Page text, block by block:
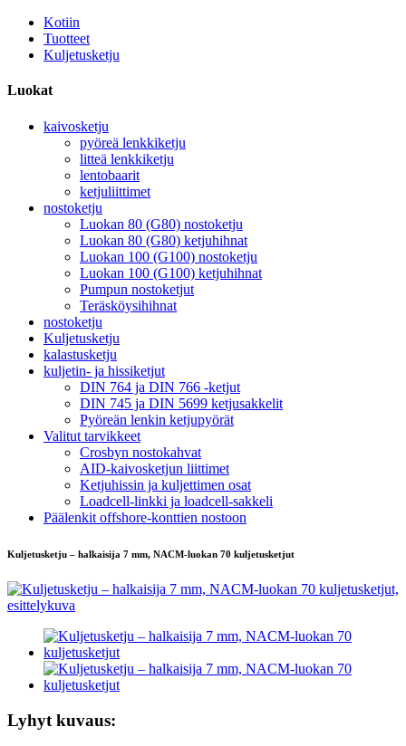
Kotiin
Tuotteet
Kuljetusketju
Luokat
kaivosketju
pyöreä lenkkiketju
litteä lenkkiketju
lentobaarit
ketjuliittimet
nostoketju
Luokan 80 (G80) nostoketju
Luokan 80 (G80) ketjuhihnat
Luokan 100 (G100) nostoketju
Luokan 100 (G100) ketjuhihnat
Pumpun nostoketjut
Teräsköysihihnat
nostoketju
Kuljetusketju
kalastusketju
kuljetin- ja hissiketjut
DIN 764 ja DIN 766 -ketjut
DIN 745 ja DIN 5699 ketjusakkelit
Pyöreän lenkin ketjupyörät
Valitut tarvikkeet
Crosbyn nostokahvat
AID-kaivosketjun liittimet
Ketjuhissin ja kuljettimen osat
Loadcell-linkki ja loadcell-sakkeli
Päälenkit offshore-konttien nostoon
Kuljetusketju – halkaisija 7 mm, NACM-luokan 70 kuljetusketjut
Lyhyt kuvaus: